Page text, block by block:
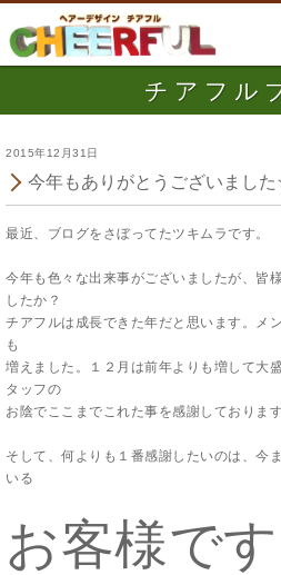
チアフル
2015年12月31日
今年もありがとうございまし
最近、ブログをさぼってたツキムラです。
今年も色々な出来事がございましたが、皆
したか？
チアフルは成長できた年だと思います。メ
も
増えました。１２月は前年よりも増して大
タッフの
お陰でここまでこれた事を感謝しております
そして、何よりも１番感謝したいのは、今
いる
お客様です